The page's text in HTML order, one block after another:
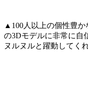
▲100人以上の個性豊
の3Dモデルに非常に自
ヌルヌルと躍動してく